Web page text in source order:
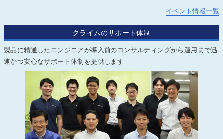
イベント情報一覧
クライムのサポート体制
製品に精通したエンジニアが導入前のコンサルティングから運用まで迅
速かつ安心なサポート体制を提供します